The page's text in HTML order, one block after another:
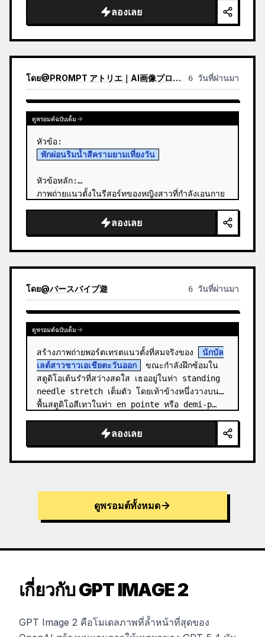
ลองเลย
โดย@PROMPT アトリエ｜AI画像プロンプト 6 วันที่ผ่านมา
ดูพรอมต์ฉบับเต็ม
พักผ่อนริมน้ำสีครามยามเที่ยงวัน
หัวข้อหลัก:
ภาพถ่ายแนวตั้งในรีสอร์ทของหญิงสาวที่กำลังเอนกาย
เหนือผืนน้ำทะเลสีฟ้าใสแจ๋ว ท่ามกลางแสงแดดจ…
ลองเลย
โดย@バースバイブ遊 6 วันที่ผ่านมา
ดูพรอมต์ฉบับเต็ม
สร้างภาพถ่ายพอร์ตเทรตแนวตั้งที่สมจริงของ
นักบัล
เลต์สาวชาวเอเชียตะวันออก
ขณะกำลังฝึกซ้อมใน
สตูดิโอเต้นรำที่สว่างสดใส เธออยู่ในท่า standing
needle stretch เต็มตัว โดยเท้าข้างหนึ่งวางบน
พื้นสตูดิโอสีเทาในท่า en pointe หรือ demi-p…
ลองเลย
ดูพรอมต์ทั้งหมด
เกี่ยวกับ GPT IMAGE 2
GPT Image 2 คือโมเดลภาพที่ล้ำหน้าที่สุดของ